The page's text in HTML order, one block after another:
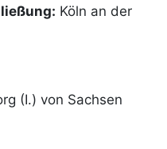
Köln an der
(I.) von Sachsen